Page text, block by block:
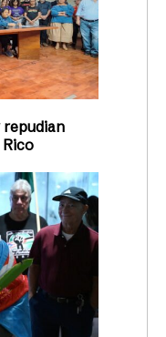
repudian